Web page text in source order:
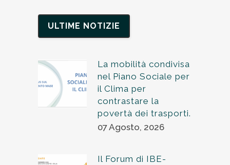
ULTIME NOTIZIE
La mobilità condivisa
nel Piano Sociale per
il Clima per
contrastare la
povertà dei trasporti.
07 Agosto, 2026
Il Forum di IBE-